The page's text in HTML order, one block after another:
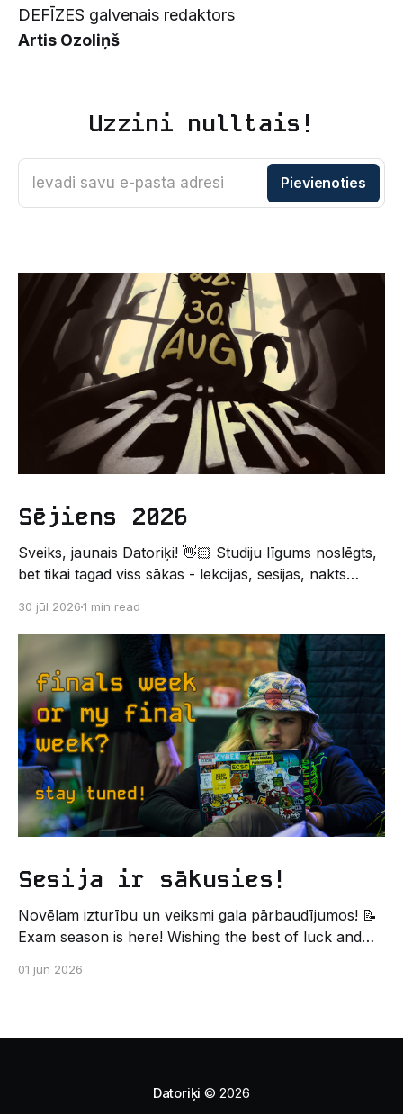
DEFĪZES galvenais redaktors
Artis Ozoliņš
Uzzini nulltais!
Ievadi savu e-pasta adresi Pievienoties
Sējiens 2026
Sveiks, jaunais Datoriķi! 👋🏻 Studiju līgums noslēgts,
bet tikai tagad viss sākas - lekcijas, sesijas, nakts
Un kas gan būtu labāks veids, kā iepazīt savu jauno
dzīvi LU EZTF datoriķu vidē, par došanos uz
leģendāro “Sējienu”? 🐱 Šī pirmsaristoteļa nometne
palīdzēs tev iegūt pirmos draugus, ieskatu studenta
30 jūl 20261 min read
Sesija ir sākusies!
Novēlam izturību un veiksmi gala pārbaudījumos! 📝
Exam season is here! Wishing the best of luck and
pašpārvaldes komunikācijas virziens
01 jūn 2026
Datoriķi © 2026